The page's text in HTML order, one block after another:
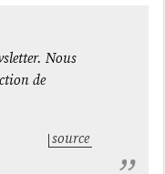
Nous
de
source